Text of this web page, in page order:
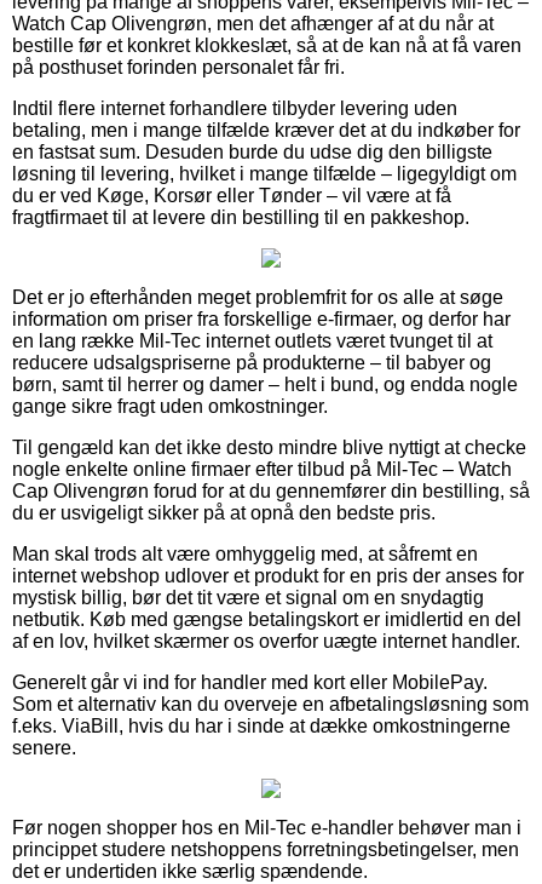
Watch Cap Olivengrøn, men det afhænger af at du når at
bestille før et konkret klokkeslæt, så at de kan nå at få varen
på posthuset forinden personalet får fri.
Indtil flere internet forhandlere tilbyder levering uden
betaling, men i mange tilfælde kræver det at du indkøber for
en fastsat sum. Desuden burde du udse dig den billigste
løsning til levering, hvilket i mange tilfælde – ligegyldigt om
du er ved Køge, Korsør eller Tønder – vil være at få
fragtfirmaet til at levere din bestilling til en pakkeshop.
Det er jo efterhånden meget problemfrit for os alle at søge
information om priser fra forskellige e-firmaer, og derfor har
en lang række Mil-Tec internet outlets været tvunget til at
reducere udsalgspriserne på produkterne – til babyer og
børn, samt til herrer og damer – helt i bund, og endda nogle
gange sikre fragt uden omkostninger.
Til gengæld kan det ikke desto mindre blive nyttigt at checke
nogle enkelte online firmaer efter tilbud på Mil-Tec – Watch
Cap Olivengrøn forud for at du gennemfører din bestilling, så
du er usvigeligt sikker på at opnå den bedste pris.
Man skal trods alt være omhyggelig med, at såfremt en
internet webshop udlover et produkt for en pris der anses for
mystisk billig, bør det tit være et signal om en snydagtig
netbutik. Køb med gængse betalingskort er imidlertid en del
af en lov, hvilket skærmer os overfor uægte internet handler.
Generelt går vi ind for handler med kort eller MobilePay.
Som et alternativ kan du overveje en afbetalingsløsning som
f.eks. ViaBill, hvis du har i sinde at dække omkostningerne
senere.
Før nogen shopper hos en Mil-Tec e-handler behøver man i
princippet studere netshoppens forretningsbetingelser, men
det er undertiden ikke særlig spændende.